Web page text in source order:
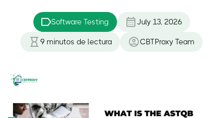
Software Testing July 13, 2026
9 minutos de lectura CBTProxy Team